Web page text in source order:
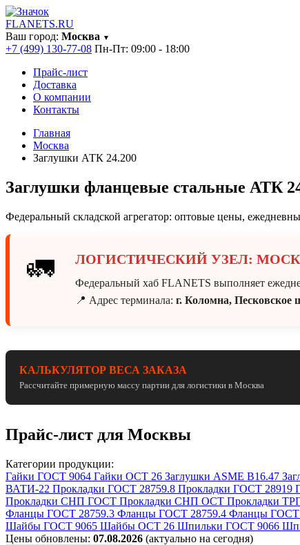
FLANETS.RU
Ваш город: Москва ▼
+7 (499) 130-77-08 Пн-Пт: 09:00 - 18:00
Прайс-лист
Доставка
О компании
Контакты
Главная
Москва
Заглушки АТК 24.200
Заглушки фланцевые стальные АТК
Федеральный складской агрегатор: оптовые цены,
🚛 ЛОГИСТИЧЕСКИЙ УЗЕЛ:
Федеральный хаб FLANETS выполняет
📍 Адрес терминала: г. Коломна, Песковское
КАЛЬКУЛЯТОР ВЕСА ЗАКАЗА
Рассчитайте примерную массу партии для логистики в Москва
Прайс-лист для Москвы
Категории продукции:
Гайки ГОСТ 9064 Гайки ОСТ 26 Заглушки ASME B16.47
ВАТИ-22 Прокладки ГОСТ 28759.8 Прокладки ГОСТ 28919
Прокладки СНП ГОСТ Прокладки СНП ОСТ Прокладки
Фланцы ГОСТ 28759.3 Фланцы ГОСТ 28759.4 Фланцы ГОСТ
Шайбы ГОСТ 9065 Шайбы ОСТ 26 Шпильки ГОСТ 9066
Цены обновлены: 07.08.2026 (актуально на сегодня)